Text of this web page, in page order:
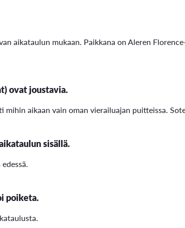
aikataulun mukaan. Paikkana on Aleren
ovat joustavia.
aikaan vain oman vierailuajan puitteissa.
sisällä.
poiketa.